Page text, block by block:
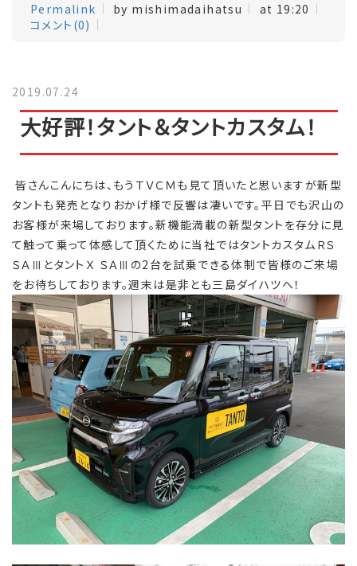
Permalink by mishimadaihatsu
at 19:20
コメント(0)
2019.07.24
大好評！タント＆タントカスタム！
皆さんこんにちは、もうＴＶＣＭも見て頂いたと思いますが新型
タントも発売となりおかげ様で反響は凄いです。平日でも沢山の
お客様が来場しております。新機能満載の新型タントを存分に見
て触って乗って体感して頂くために当社ではタントカスタムＲＳ
ＳＡⅢとタントＸ ＳＡⅢの2台を試乗できる体制で皆様のご来場
をお待ちしております。週末は是非とも三島ダイハツへ！